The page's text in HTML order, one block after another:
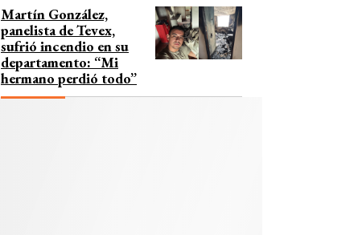
Martín González,
panelista de Tevex,
sufrió incendio en su
departamento: “Mi
hermano perdió todo”